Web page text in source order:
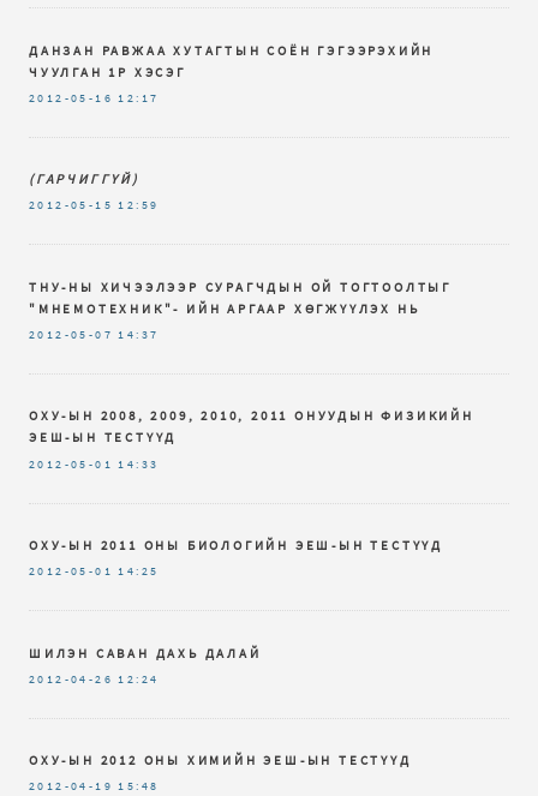
ДАНЗАН РАВЖАА ХУТАГТЫН СОЁН ГЭГЭЭРЭХИЙН
ЧУУЛГАН 1Р ХЭСЭГ
2012-05-16 12:17
(ГАРЧИГГҮЙ)
2012-05-15 12:59
ТНУ-НЫ ХИЧЭЭЛЭЭР СУРАГЧДЫН ОЙ ТОГТООЛТЫГ
"МНЕМОТЕХНИК"- ИЙН АРГААР ХӨГЖҮҮЛЭХ НЬ
2012-05-07 14:37
ОХУ-ЫН 2008, 2009, 2010, 2011 ОНУУДЫН ФИЗИКИЙН
ЭЕШ-ЫН ТЕСТҮҮД
2012-05-01 14:33
ОХУ-ЫН 2011 ОНЫ БИОЛОГИЙН ЭЕШ-ЫН ТЕСТҮҮД
2012-05-01 14:25
ШИЛЭН САВАН ДАХЬ ДАЛАЙ
2012-04-26 12:24
ОХУ-ЫН 2012 ОНЫ ХИМИЙН ЭЕШ-ЫН ТЕСТҮҮД
2012-04-19 15:48